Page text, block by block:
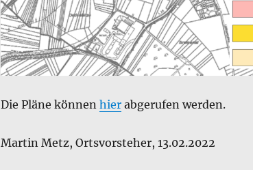
Die Pläne können hierabgerufen werden.
Martin Metz, Ortsvorsteher, 13.02.2022